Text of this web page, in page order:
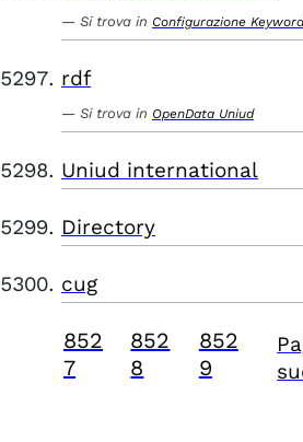
Si trova in Configurazione
rdf
Si trova in OpenData Uniud
Uniud international
Directory
cug
852
7
852
8
852
9